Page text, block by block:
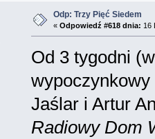
Odp: Trzy Pięć Siedem
« Odpowiedź #618 dnia: 16
Od 3 tygodni
Jaślar i Artur
Radiowy Dom